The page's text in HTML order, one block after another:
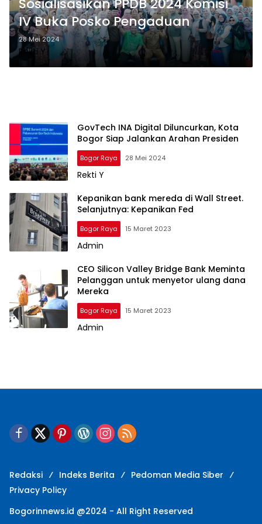
Sosialisasikan PPDB 2024 Komisi
IV Buka Posko Pengaduan
28 Mei 2024
Rekti Y
GovTech INA Digital Diluncurkan, Kota
Bogor Siap Jalankan Arahan Presiden
Bogor Raya 28 Mei 2024
Rekti Y
Kepanikan bank mereda di Wall Street.
Selanjutnya: Kepanikan Fed
Bogor Raya 15 Maret 2023
Admin
CEO Silicon Valley Bridge Bank Meminta
Pelanggan untuk menyetor ulang dana
Mereka
Bogor Raya 15 Maret 2023
Admin
Redaksi Indeks Berita
Pedoman Media Siber
Privacy Policy
Bogorinnews.id @2024 - All Right Reserved